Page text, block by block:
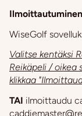
WiseGolf
Valitse kentäksi
Reikäpeli / oikea
klikkaa
TAI ilmoittaudu